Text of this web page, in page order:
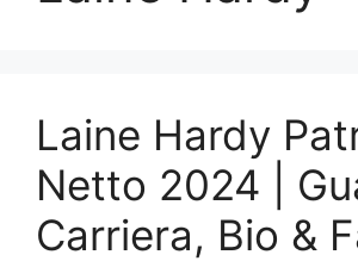
Laine Hardy
Netto 2024 |
Carriera, Bio &